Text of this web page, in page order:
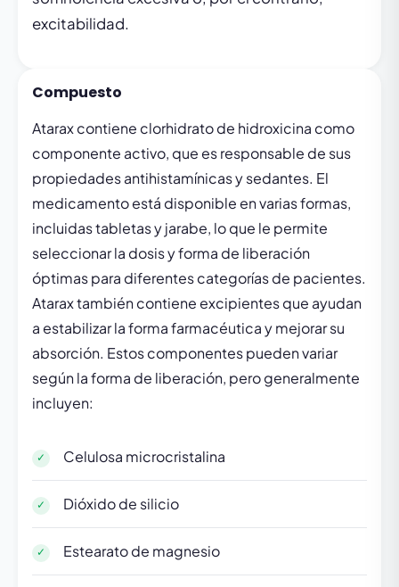
excitabilidad.
Compuesto
Atarax contiene clorhidrato de hidroxicina como
componente activo, que es responsable de sus
propiedades antihistamínicas y sedantes. El
medicamento está disponible en varias formas,
incluidas tabletas y jarabe, lo que le permite
seleccionar la dosis y forma de liberación
óptimas para diferentes categorías de pacientes.
Atarax también contiene excipientes que ayudan
a estabilizar la forma farmacéutica y mejorar su
absorción. Estos componentes pueden variar
según la forma de liberación, pero generalmente
incluyen:
Celulosa microcristalina
Dióxido de silicio
Estearato de magnesio